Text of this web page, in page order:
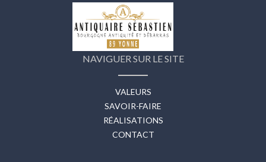
NAVIGUER SUR LE SITE
VALEURS
SAVOIR-FAIRE
RÉALISATIONS
CONTACT